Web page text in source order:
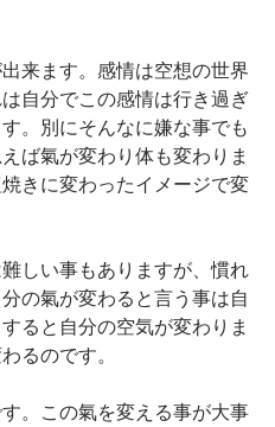
来ます。感情は空想の世界
自分でこの感情は行き過ぎ
。別にそんなに嫌な事でも
ば氣が変わり体も変わりま
きに変わったイメージで変
しい事もありますが、慣れ
の氣が変わると言う事は自
ると自分の空気が変わりま
るのです。
。この氣を変える事が大事